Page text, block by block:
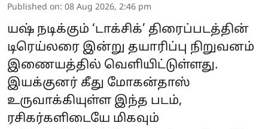
Published on: 08 Aug 2026, 2:46 pm
யஷ் நடிக்கும் ‘டாக்சிக்’ திரைப்படத்தின்
டிரெய்லரை இன்று தயாரிப்பு நிறுவனம்
இணையத்தில் வெளியிட்டுள்ளது.
இயக்குனர் கீது மோகன்தாஸ்
உருவாக்கியுள்ள இந்த படம்,
ரசிகர்களிடையே மிகவும்